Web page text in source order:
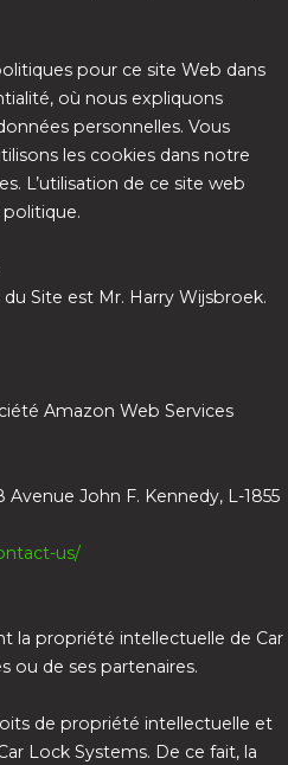
pour ce site Web dans
où nous expliquons
personnelles. Vous
les cookies dans notre
L’utilisation de ce site web
Site est Mr. Harry Wijsbroek.
Amazon Web Services
John F. Kennedy, L-1855
us/
la propriété intellectuelle de Car
ou de ses partenaires.
de propriété intellectuelle et
Lock Systems. De ce fait, la